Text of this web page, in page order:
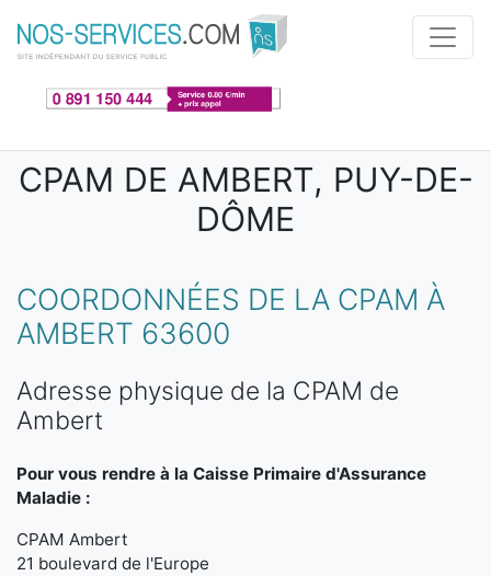
Aller au contenu principal
CPAM DE AMBERT, PUY-DE-
DÔME
COORDONNÉES DE LA CPAM À
AMBERT 63600
Adresse physique de la CPAM de
Ambert
Pour vous rendre à la Caisse Primaire d'Assurance
Maladie :
CPAM Ambert
21 boulevard de l'Europe